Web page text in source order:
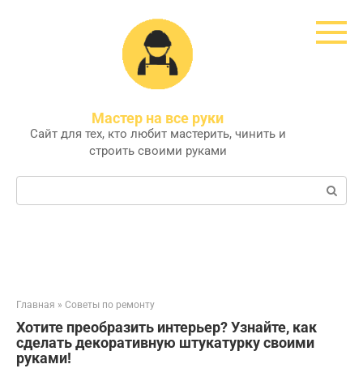
Мастер на все руки
Сайт для тех, кто любит мастерить, чинить и
строить своими руками
Поиск:
Главная » Советы по ремонту
Хотите преобразить интерьер? Узнайте, как
сделать декоративную штукатурку своими
руками!